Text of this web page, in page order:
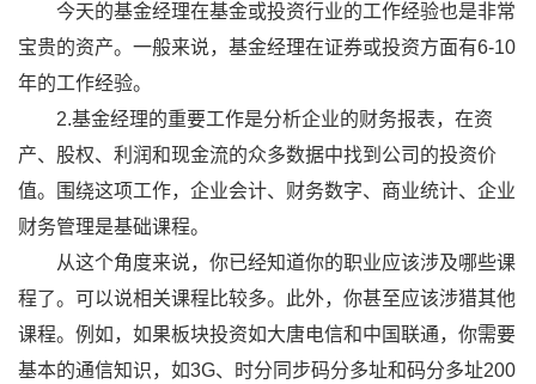
今天的基金经理在基金或投资行业的工作经验也是非常
宝贵的资产。一般来说，基金经理在证券或投资方面有6-10
年的工作经验。
2.基金经理的重要工作是分析企业的财务报表，在资
产、股权、利润和现金流的众多数据中找到公司的投资价
值。围绕这项工作，企业会计、财务数字、商业统计、企业
财务管理是基础课程。
从这个角度来说，你已经知道你的职业应该涉及哪些课
程了。可以说相关课程比较多。此外，你甚至应该涉猎其他
课程。例如，如果板块投资如大唐电信和中国联通，你需要
基本的通信知识，如3G、时分同步码分多址和码分多址200